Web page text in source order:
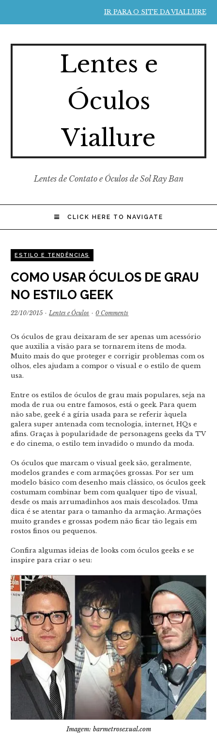
IR PARA O SITE DA VIALLURE
Lentes e
Óculos
Viallure
Lentes de Contato e Óculos de Sol Ray Ban
CLICK HERE TO NAVIGATE
ESTILO E TENDÊNCIAS
COMO USAR ÓCULOS DE GRAU
NO ESTILO GEEK
22/10/2015 · Lentes e Óculos · 0 Comments
Os óculos de grau deixaram de ser apenas um acessório
que auxilia a visão para se tornarem itens de moda.
Muito mais do que proteger e corrigir problemas com os
olhos, eles ajudam a compor o visual e o estilo de quem
usa.
Entre os estilos de óculos de grau mais populares, seja na
moda de rua ou entre famosos, está o geek. Para quem
não sabe, geek é a gíria usada para se referir àquela
galera super antenada com tecnologia, internet, HQs e
afins. Graças à popularidade de personagens geeks da TV
e do cinema, o estilo tem invadido o mundo da moda.
Os óculos que marcam o visual geek são, geralmente,
modelos grandes e com armações grossas. Por ser um
modelo básico com desenho mais clássico, os óculos geek
costumam combinar bem com qualquer tipo de visual,
desde os mais arrumadinhos aos mais descolados. Uma
dica é se atentar para o tamanho da armação. Armações
muito grandes e grossas podem não ficar tão legais em
rostos finos ou pequenos.
Confira algumas ideias de looks com óculos geeks e se
inspire para criar o seu:
Imagem: barmetrosexual.com